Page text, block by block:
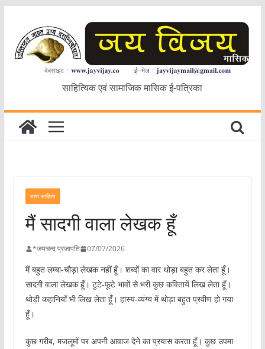
content
साहित्यिक एवं सामाजिक मासिक ई-पत्रिका
भाषा-साहित्य
मैं सादगी वाला लेखक हूँ
*जयचन्द प्रजापति 07/07/2026
मैं बहुत लम्बा-चौड़ा लेखक नहीं हूँ। शब्दों का वार थोड़ा बहुत कर लेता हूँ।
सादगी वाला लेखक हूँ। टुटे-फूटे भावों से भरी कुछ कवितायें लिख लेता हूँ।
थोड़ी कहानियाँ भी लिख लेता हूँ। हास्य-व्यंग्य में थोड़ा बहुत प्रवीण हो गया
हूँ।
कुछ गरीब, मजलूमों पर अपनी आवाज देने का प्रयास करता हूँ। कुछ उपमा